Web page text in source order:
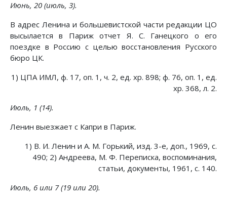
Июнь, 20 (июль, 3).
В адрес Ленина и большевистской части редакции ЦО
высылается в Париж отчет Я. С. Ганецкого о его
поездке в Россию с целью восстановления Русского
бюро ЦК.
1) ЦПА ИМЛ, ф. 17, оп. 1, ч. 2, ед. хр. 898; ф. 76, оп. 1, ед.
хр. 368, л. 2.
Июль, 1 (14).
Ленин выезжает с Капри в Париж.
1) В. И. Ленин и А. М. Горький, изд. 3-е, доп., 1969, с.
490; 2) Андреева, М. Ф. Переписка, воспоминания,
статьи, документы, 1961, с. 140.
Июль, 6 или 7 (19 или 20).